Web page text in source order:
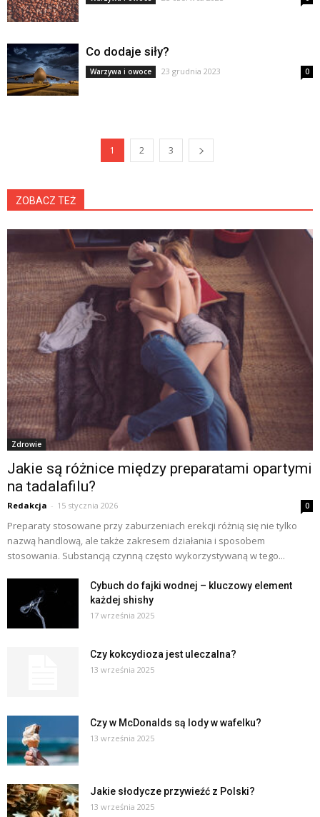
Co dodaje siły?
Warzywa i owoce 23 grudnia 2023 0
1 2 3
ZOBACZ TEŻ
Zdrowie
Jakie są różnice między preparatami opartymi
na tadalafilu?
Redakcja - 15 stycznia 2026 0
Preparaty stosowane przy zaburzeniach erekcji różnią się nie tylko
nazwą handlową, ale także zakresem działania i sposobem
stosowania. Substancją czynną często wykorzystywaną w tego...
Cybuch do fajki wodnej – kluczowy element
każdej shishy
17 września 2025
Czy kokcydioza jest uleczalna?
13 września 2025
Czy w McDonalds są lody w wafelku?
13 września 2025
Jakie słodycze przywieźć z Polski?
13 września 2025